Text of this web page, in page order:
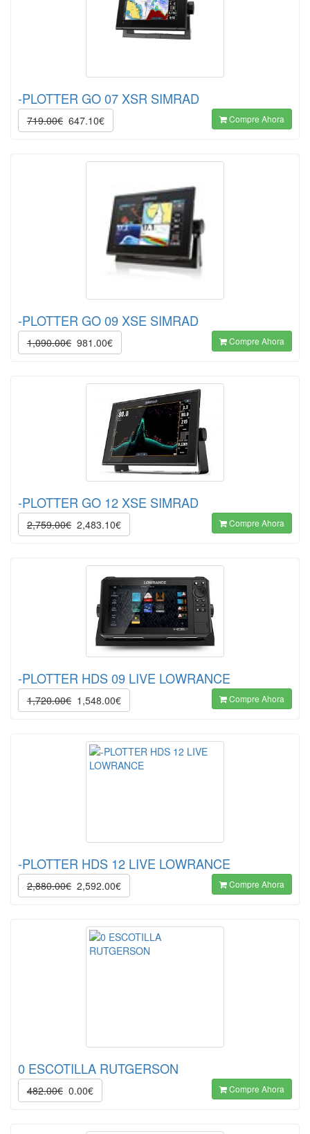
-PLOTTER GO 07 XSR SIMRAD
719.00€ 647.10€ Compre Ahora
-PLOTTER GO 09 XSE SIMRAD
1,090.00€ 981.00€ Compre Ahora
-PLOTTER GO 12 XSE SIMRAD
2,759.00€ 2,483.10€ Compre Ahora
-PLOTTER HDS 09 LIVE LOWRANCE
1,720.00€ 1,548.00€ Compre Ahora
-PLOTTER HDS 12 LIVE LOWRANCE
2,880.00€ 2,592.00€ Compre Ahora
0 ESCOTILLA RUTGERSON
482.00€ 0.00€ Compre Ahora